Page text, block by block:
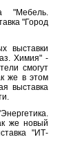
"Мебель.
"Город
выставки
Химия" -
смогут
же в этом
выставка
же новый
"ИТ-